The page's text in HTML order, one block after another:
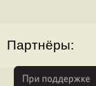
Партнёры: